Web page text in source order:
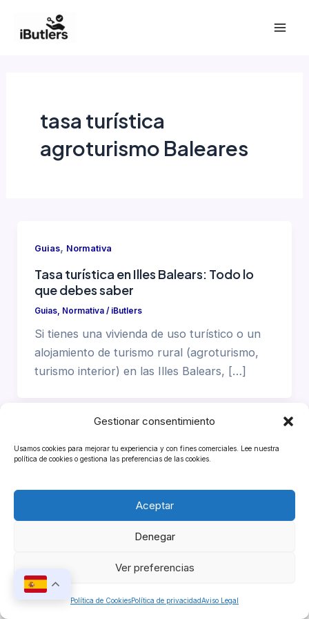
Gestionar consentimiento
Usamos cookies para mejorar tu experiencia y con fines comerciales. Lee nuestra
política de cookies o gestiona las preferencias de las cookies.
Aceptar
Denegar
Ver preferencias
Política de CookiesPolítica de privacidadAviso Legal
tasa turística
agroturismo Baleares
Guias, Normativa
Tasa turística en Illes Balears: Todo lo
que debes saber
Guias, Normativa/ iButlers
Si tienes una vivienda de uso turístico o un
alojamiento de turismo rural (agroturismo,
turismo interior) en las Illes Balears, […]